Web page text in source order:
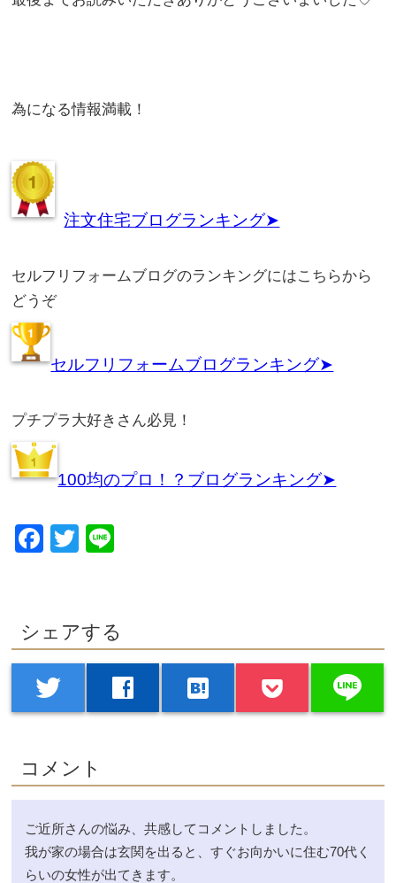
為になる情報満載！
注文住宅ブログランキング➤
セルフリフォームブログのランキングにはこちらから
どうぞ
セルフリフォームブログランキング➤
プチプラ大好きさん必見！
100均のプロ！？ブログランキング➤
Facebook
Twitter
シェアする
twitter facebook hatenabookmark line
コメント
ご近所さんの悩み、共感してコメントしました。
我が家の場合は玄関を出ると、すぐお向かいに住む70代く
らいの女性が出てきます。